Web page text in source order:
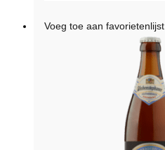
Voeg toe aan favorietenlijst